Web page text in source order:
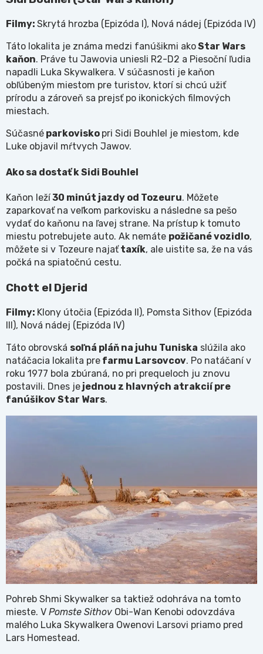
Filmy: Skrytá hrozba (Epizóda I), Nová nádej (Epizóda IV)
Táto lokalita je známa medzi fanúšikmi akoStar Wars
kaňon. Práve tu Jawovia uniesli R2-D2 a Piesoční ľudia
napadli Luka Skywalkera. V súčasnosti je kaňon
obľúbeným miestom pre turistov, ktorí si chcú užiť
prírodu a zároveň sa prejsť po ikonických filmových
miestach.
Súčasné parkovisko pri Sidi Bouhlel je miestom, kde
Luke objavil mŕtvych Jawov.
Ako sa dostať k Sidi Bouhlel
Kaňon leží30 minút jazdy od Tozeuru. Môžete
zaparkovať na veľkom parkovisku a následne sa pešo
vydať do kaňonu na ľavej strane. Na prístup k tomuto
miestu potrebujete auto. Ak nemáte požičané vozidlo,
môžete si v Tozeure najaťtaxík, ale uistite sa, že na vás
počká na spiatočnú cestu.
Chott el Djerid
Filmy: Klony útočia (Epizóda II), Pomsta Sithov (Epizóda
III), Nová nádej (Epizóda IV)
Táto obrovská soľná pláň na juhu Tuniska slúžila ako
natáčacia lokalita pre farmu Larsovcov. Po natáčaní v
roku 1977 bola zbúraná, no pri prequeloch ju znovu
postavili. Dnes je jednou z hlavných atrakcií pre
fanúšikov Star Wars.
Pohreb Shmi Skywalker sa taktiež odohráva na tomto
mieste. V Pomste Sithov Obi-Wan Kenobi odovzdáva
malého Luka Skywalkera Owenovi Larsovi priamo pred
Lars Homestead.